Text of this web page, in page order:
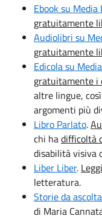
Ebook su
gratuitamente
Audiolibri su
gratuitamente
Edicola su
gratuitamente i
altre lingue,
argomenti più
Libro Parlato.
chi hadifficoltà
disabilità visiva
Liber Liber.
letteratura.
Storie da
di Maria